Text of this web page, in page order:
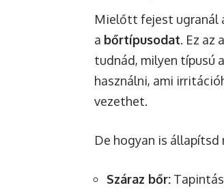
Mielőtt fejest ugranál
a bőrtípusodat. Ez az
tudnád, milyen típusú
használni, ami
vezethet.
De hogyan is
Száraz bőr: